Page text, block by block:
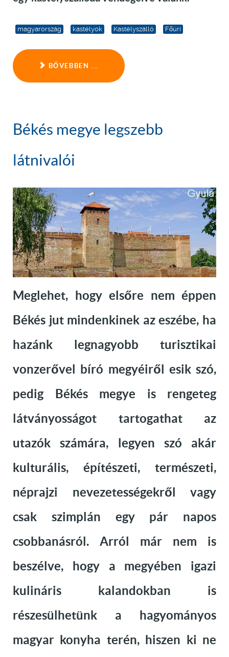
magyarország kastélyok Kastélyszálló Főúri
BŐVEBBEN ...
Békés megye legszebb
látnivalói
Meglehet, hogy elsőre nem éppen
Békés jut mindenkinek az eszébe, ha
hazánk legnagyobb turisztikai
vonzerővel bíró megyéiről esik szó,
pedig Békés megye is rengeteg
látványosságot tartogathat az
utazók számára, legyen szó akár
kulturális, építészeti, természeti,
néprajzi nevezetességekről vagy
csak szimplán egy pár napos
csobbanásról. Arról már nem is
beszélve, hogy a megyében igazi
kulináris kalandokban is
részesülhetünk a hagyományos
magyar konyha terén, hiszen ki ne